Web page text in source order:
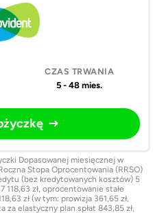
5 - 48 mies.
Dopasowanej miesięcznej w
Stopa Oprocentowania (RRSO)
(bez kredytowanych kosztów) 5
118,63 zł, oprocentowanie stałe
zł (w tym: prowizja 361,65 zł,
za elastyczny plan spłat 843,85 zł,